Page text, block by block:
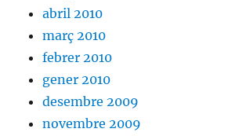
abril 2010
març 2010
febrer 2010
gener 2010
desembre 2009
novembre 2009